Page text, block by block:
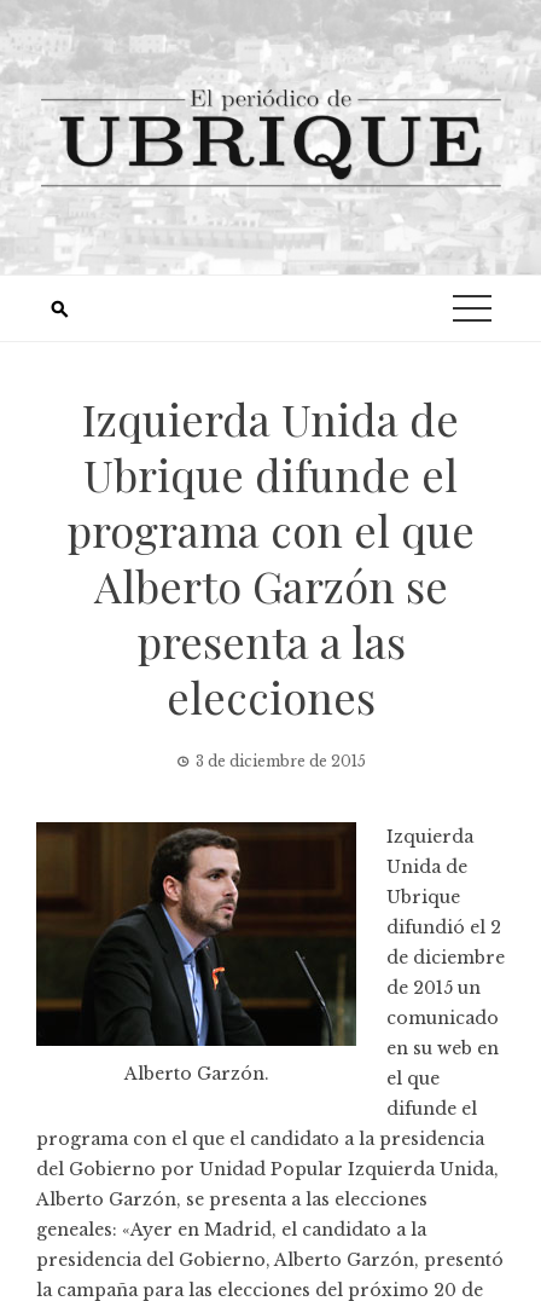
Izquierda Unida de
Ubrique difunde el
programa con el que
Alberto Garzón se
presenta a las
elecciones
3 de diciembre de 2015
Alberto Garzón.
Izquierda
Unida de
Ubrique
difundió el 2
de diciembre
de 2015 un
comunicado
en su web en
el que
difunde el
programacon el que el candidato a la presidencia
del Gobierno por Unidad Popular Izquierda Unida,
Alberto Garzón, se presenta a las elecciones
geneales: «Ayer en Madrid, el candidato a la
presidencia del Gobierno, Alberto Garzón, presentó
la campaña para las elecciones del próximo 20 de